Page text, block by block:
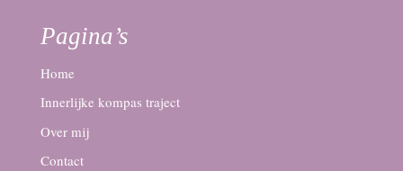
Pagina’s
Home
Innerlijke kompas traject
Over mij
Contact